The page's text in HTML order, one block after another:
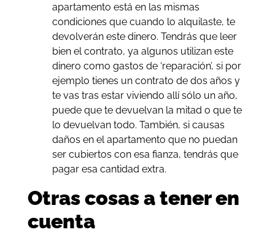
apartamento está en las mismas
condiciones que cuando lo alquilaste, te
devolverán este dinero. Tendrás que leer
bien el contrato, ya algunos utilizan este
dinero como gastos de ‘reparación’, si por
ejemplo tienes un contrato de dos años y
te vas tras estar viviendo allí sólo un año,
puede que te devuelvan la mitad o que te
lo devuelvan todo. También, si causas
daños en el apartamento que no puedan
ser cubiertos con esa fianza, tendrás que
pagar esa cantidad extra.
Otras cosas a tener en
cuenta